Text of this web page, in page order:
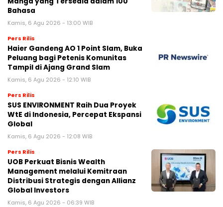
Bahasa
Kamis, 6 Agu 2026 - 13:00 WIB
Pers Rilis
Haier Gandeng AO 1 Point Slam, Buka
Peluang bagi Petenis Komunitas
Tampil di Ajang Grand Slam
Kamis, 6 Agu 2026 - 12:10 WIB
Pers Rilis
SUS ENVIRONMENT Raih Dua Proyek
WtE di Indonesia, Percepat Ekspansi
Global
Kamis, 6 Agu 2026 - 12:08 WIB
Pers Rilis
UOB Perkuat Bisnis Wealth
Management melalui Kemitraan
Distribusi Strategis dengan Allianz
Global Investors
Kamis, 6 Agu 2026 - 06:39 WIB